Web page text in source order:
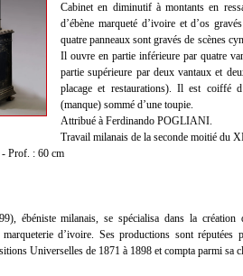
Cabinet en diminutif à montants en
d’ébène marqueté d’ivoire et d’os
quatre panneaux sont gravés de scènes
Il ouvre en partie inférieure par quatre
partie supérieure par deux vantaux et
placage et restaurations). Il est coiffé
(manque) sommé d’une toupie.
Attribué à Ferdinando POGLIANI.
Travail milanais de la seconde moitié du
Prof. : 60 cm
ébéniste milanais, se spécialisa dans la création
d’ivoire. Ses productions sont
Universelles de 1871 à 1898 et compta parmi sa